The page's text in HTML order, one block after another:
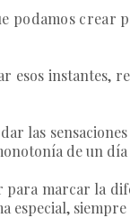
podamos crear
esos instantes,
las
de un
marcar la
especial,